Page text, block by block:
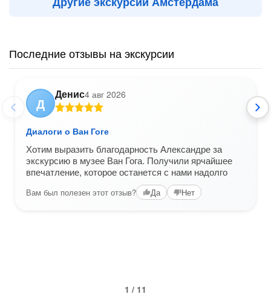
Последние отзывы на экскурсии
Д
Денис4 авг 2026
Диалоги о Ван Гоге
Хотим выразить благодарность Александре за
экскурсию в музее Ван Гога. Получили ярчайшее
впечатление, которое останется с нами надолго
Вам был полезен этот отзыв? Да Нет
1 / 11